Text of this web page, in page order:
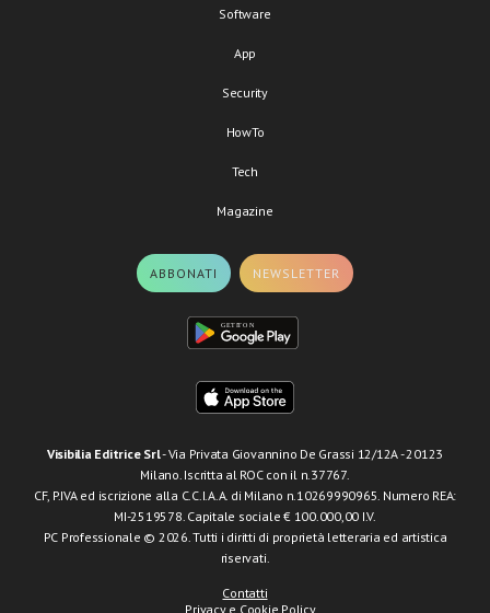
Software
App
Security
HowTo
Tech
Magazine
ABBONATI NEWSLETTER
Visibilia Editrice Srl- Via Privata Giovannino De Grassi 12/12A - 20123
Milano. Iscritta al ROC con il n.37767.
CF, P.IVA ed iscrizione alla C.C.I.A.A. di Milano n.10269990965. Numero REA:
MI-2519578. Capitale sociale € 100.000,00 I.V.
PC Professionale © 2026. Tutti i diritti di proprietà letteraria ed artistica
riservati.
Contatti
Privacy e Cookie Policy